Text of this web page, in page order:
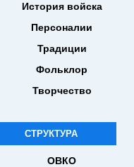
История войска
Персоналии
Традиции
Фольклор
Творчество
СТРУКТУРА
ОВКО